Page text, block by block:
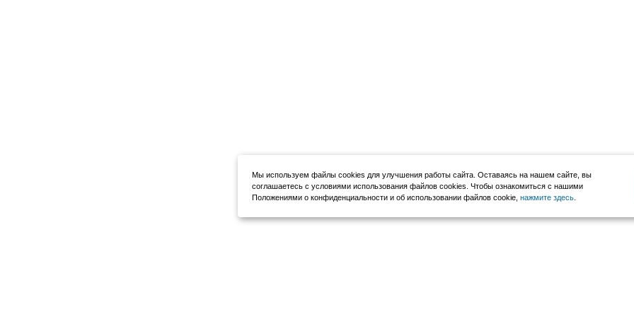
Мы используем файлы cookies для улучшения работы сайта. Оставаясь на нашем сайте, вы
соглашаетесь с условиями использования файлов cookies. Чтобы ознакомиться с нашими
Положениями о конфиденциальности и об использовании файлов cookie, нажмите здесь